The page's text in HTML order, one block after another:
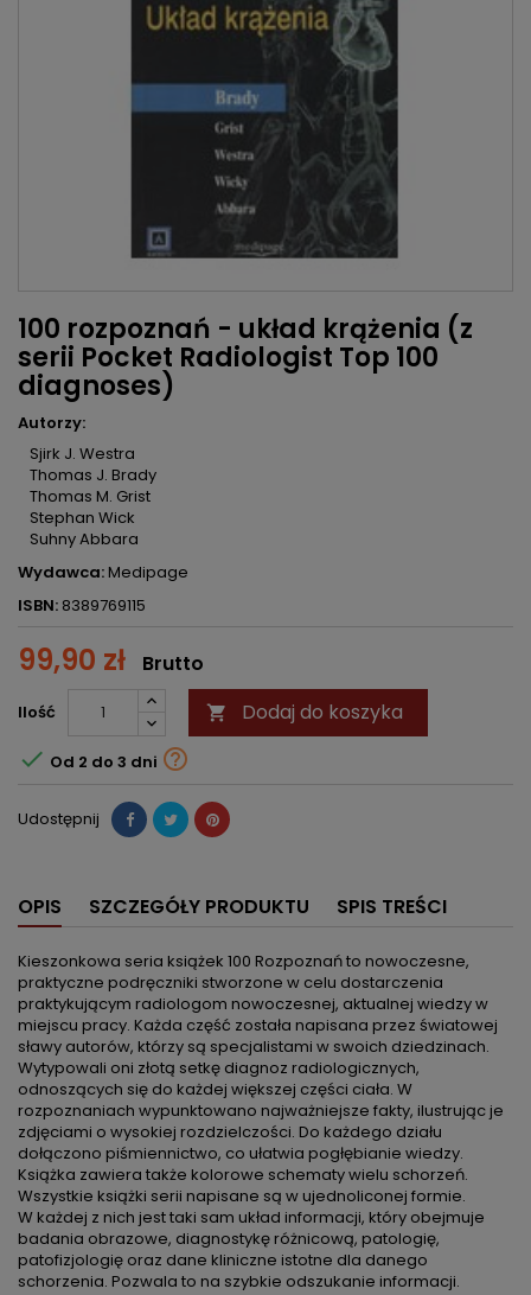
100 rozpoznań - układ krążenia (z
serii Pocket Radiologist Top 100
diagnoses)
Autorzy:
Sjirk J. Westra
Thomas J. Brady
Thomas M. Grist
Stephan Wick
Suhny Abbara
Wydawca:Medipage
ISBN: 8389769115
99,90 zł Brutto
Ilość  Dodaj do koszyka
 Od 2 do 3 dni 
Udostępnij
OPIS SZCZEGÓŁY PRODUKTU SPIS TREŚCI
Kieszonkowa seria książek 100 Rozpoznań to nowoczesne,
praktyczne podręczniki stworzone w celu dostarczenia
praktykującym radiologom nowoczesnej, aktualnej wiedzy w
miejscu pracy. Każda część została napisana przez światowej
sławy autorów, którzy są specjalistami w swoich dziedzinach.
Wytypowali oni złotą setkę diagnoz radiologicznych,
odnoszących się do każdej większej części ciała. W
rozpoznaniach wypunktowano najważniejsze fakty, ilustrując je
zdjęciami o wysokiej rozdzielczości. Do każdego działu
dołączono piśmiennictwo, co ułatwia pogłębianie wiedzy.
Książka zawiera także kolorowe schematy wielu schorzeń.
Wszystkie książki serii napisane są w ujednoliconej formie.
W każdej z nich jest taki sam układ informacji, który obejmuje
badania obrazowe, diagnostykę różnicową, patologię,
patofizjologię oraz dane kliniczne istotne dla danego
schorzenia. Pozwala to na szybkie odszukanie informacji.